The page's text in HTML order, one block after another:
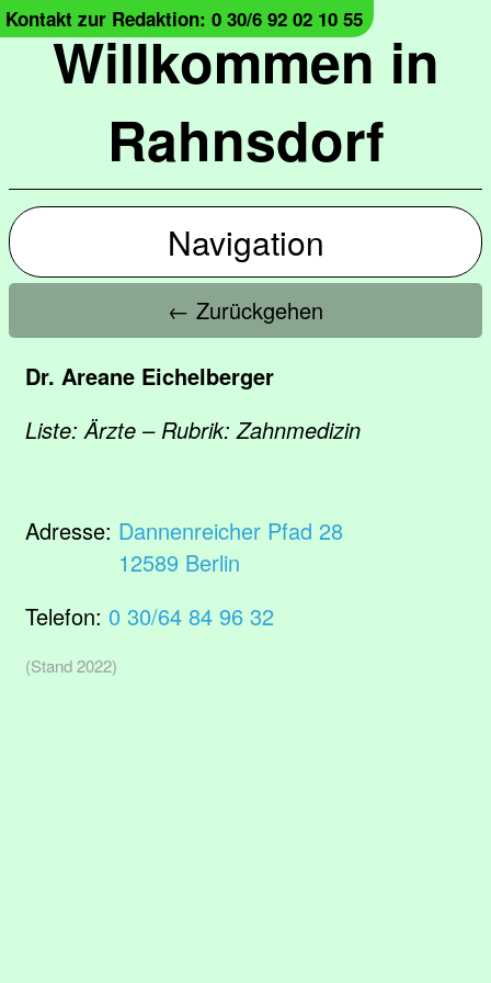
Willkommen in
Rahnsdorf
Kontakt zur Redaktion: 0 30/6 92 02 10 55
Navigation
← Zurückgehen
Dr. Areane Eichelberger
Liste: Ärzte – Rubrik: Zahnmedizin
Adresse: Dannenreicher Pfad 28
12589 Berlin
Telefon: 0 30/64 84 96 32
(Stand 2022)